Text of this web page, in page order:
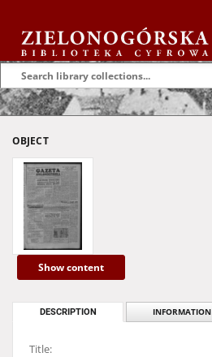
OBJECT
Show content
DESCRIPTION INFORMATION
Title: